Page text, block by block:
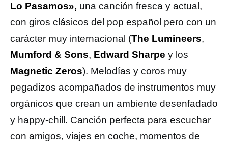
Lo Pasamos», una canción fresca y actual,
con giros clásicos del pop español pero con un
carácter muy internacional (The Lumineers,
Mumford & Sons, Edward Sharpe y los
Magnetic Zeros). Melodías y coros muy
pegadizos acompañados de instrumentos muy
orgánicos que crean un ambiente desenfadado
y happy-chill. Canción perfecta para escuchar
con amigos, viajes en coche, momentos de